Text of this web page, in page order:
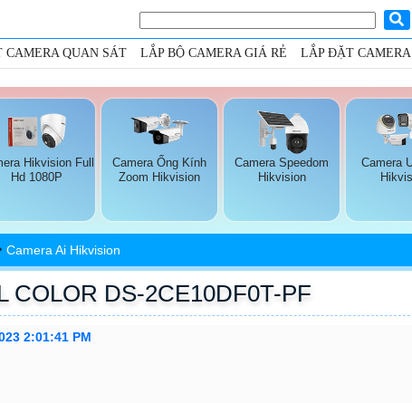
CAMERA QUAN SÁT LẮP BỘ CAMERA GIÁ RẺ LẮP ĐẶT
Hikvision Full
Hd 1080P
Camera Ống Kính
Zoom Hikvision
Camera Speedom
Hikvision
Camera
Camera Ai Hikvision
COLOR DS-2CE10DF0T-PF
2:01:41 PM